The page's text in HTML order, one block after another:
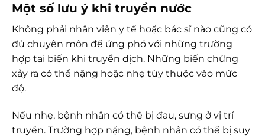
Một số lưu ý khi truyền nước
Không phải nhân viên y tế hoặc bác sĩ nào cũng có
đủ chuyên môn để ứng phó với những trường
hợp tai biến khi truyền dịch. Những biến chứng
xảy ra có thể nặng hoặc nhẹ tùy thuộc vào mức
độ.
Nếu nhẹ, bệnh nhân có thể bị đau, sưng ở vị trí
truyền. Trường hợp nặng, bệnh nhân có thể bị suy